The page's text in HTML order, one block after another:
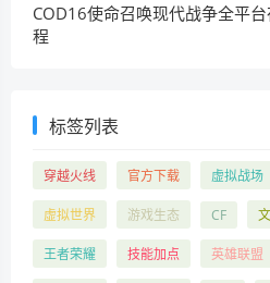
COD16使命召唤现代战争全平
程
标签列表
穿越火线 官方下载 虚拟战场
虚拟世界 游戏生态 CF
王者荣耀 技能加点 英雄联盟